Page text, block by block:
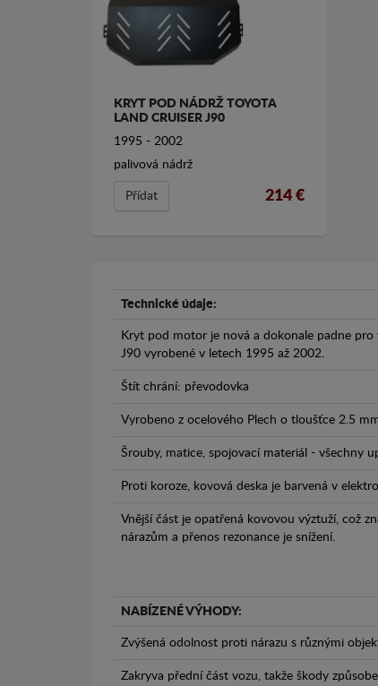
KRYT POD NÁDRŽ TOYOTA
LAND CRUISER J90
1995 - 2002
palivová nádrž
Přídat 214 €
Technické údaje:
Kryt pod motor je nová a dokonale padne pro
J90 vyrobené v letech 1995 až 2002.
Štít chrání: převodovka
Vyrobeno z ocelového Plech o tloušťce 2.5
Šrouby, matice, spojovací materiál - všechny
Proti koroze, kovová deska je barvená v
Vnější část je opatřená kovovou výztuží, což
nárazům a přenos rezonance je snížení.
NABÍZENÉ VÝHODY:
Zvýšená odolnost proti nárazu s různými
Zakryva přední část vozu, takže škody